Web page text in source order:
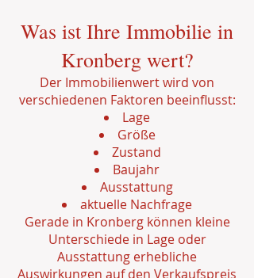
Was ist Ihre Immobilie in
Kronberg wert?
Der Immobilienwert wird von
verschiedenen Faktoren beeinflusst:
Lage
Größe
Zustand
Baujahr
Ausstattung
aktuelle Nachfrage
Gerade in Kronberg können kleine
Unterschiede in Lage oder
Ausstattung erhebliche
Auswirkungen auf den Verkaufspreis